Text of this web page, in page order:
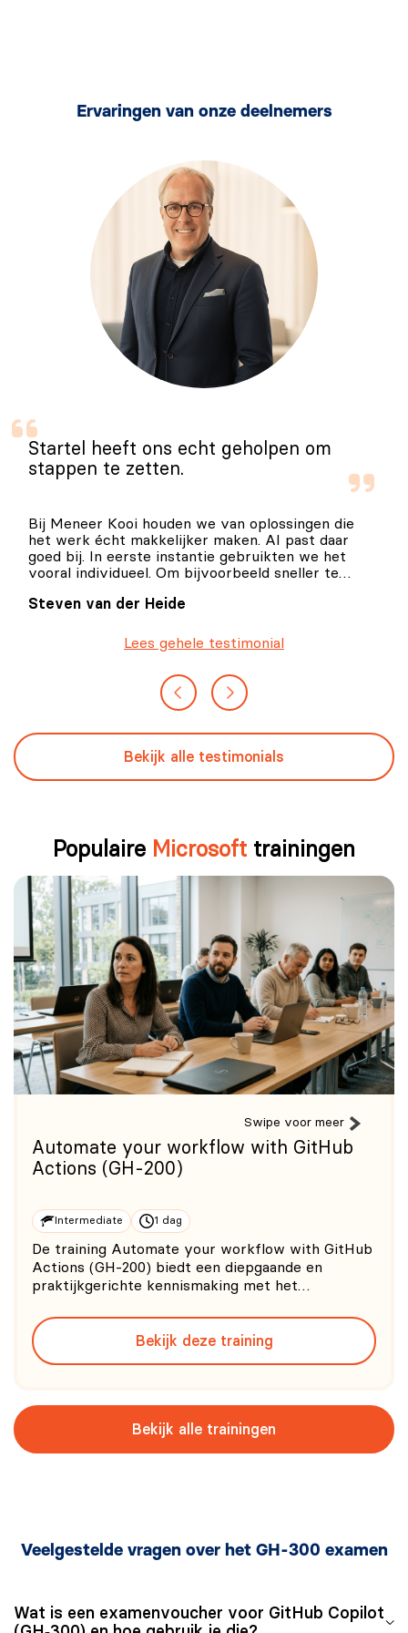
Ervaringen van onze deelnemers
Startel heeft ons echt geholpen om
stappen te zetten.
Bij Meneer Kooi houden we van oplossingen die
het werk écht makkelijker maken. AI past daar
goed bij. In eerste instantie gebruikten we het
vooral individueel. Om bijvoorbeeld sneller te
versnellen. Maar de echte winst zit natuurlijk in
Steven van der Heide
Lees gehele testimonial
Bekijk alle testimonials
Populaire Microsoft trainingen
Swipe voor meer
Automate your workflow with GitHub
Actions (GH-200)
Intermediate 1 dag
De training Automate your workflow with GitHub
Actions (GH-200) biedt een diepgaande en
praktijkgerichte kennismaking met het
binnen GitHub. Daarbij zul je ontdekken hoe jij
volledige ontwikkelcycli kunt automatiseren met
behulp van werkstromen, GitHub Ac
Bekijk deze training
Bekijk alle trainingen
Veelgestelde vragen over het GH-300 examen
Wat is een examenvoucher voor GitHub Copilot